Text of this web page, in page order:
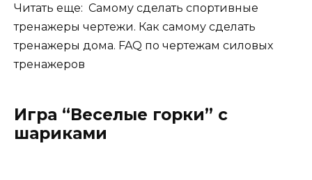
Читать еще: Самому сделать спортивные
тренажеры чертежи. Как самому сделать
тренажеры дома. FAQ по чертежам силовых
тренажеров
Игра “Веселые горки” с
шариками